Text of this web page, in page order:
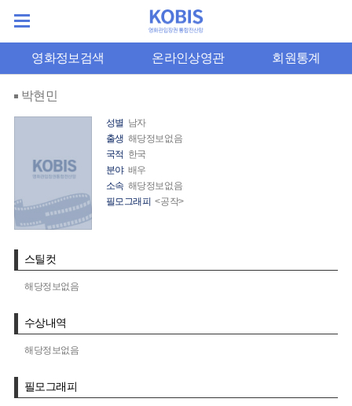
영화정보검색 온라인상영관 회원통계
박현민
성별 남자
출생 해당정보없음
국적 한국
분야 배우
소속 해당정보없음
필모그래피 <공작>
스틸컷
해당정보없음
수상내역
해당정보없음
필모그래피